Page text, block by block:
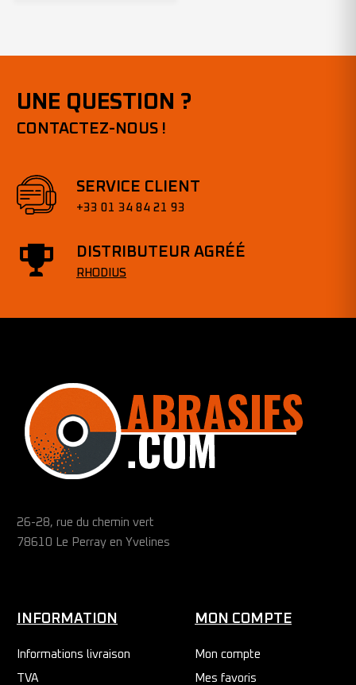
UNE QUESTION ?
CONTACTEZ-NOUS !
SERVICE CLIENT
+33 01 34 84 21 93
DISTRIBUTEUR AGRÉÉ
RHODIUS
26-28, rue du chemin vert
78610 Le Perray en Yvelines
INFORMATION
Informations livraison
TVA
MON COMPTE
Mon compte
Mes favoris